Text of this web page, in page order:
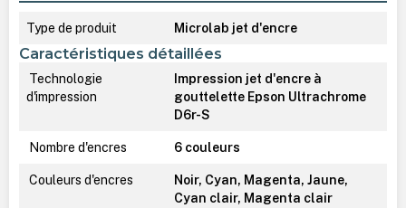
Type de produit Microlab jet d'encre
Caractéristiques détaillées
Technologie
d'impression
Impression jet d'encre à
gouttelette Epson Ultrachrome
D6r-S
Nombre d'encres 6 couleurs
Couleurs d'encres
Noir, Cyan, Magenta, Jaune,
Cyan clair, Magenta clair